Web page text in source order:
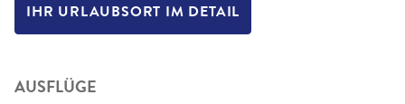
IHR URLAUBSORT IM DETAIL
AUSFLÜGE